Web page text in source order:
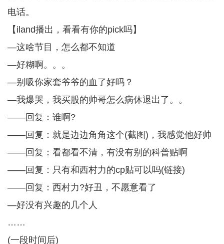
电话。
【iland播出，看看有你的pick吗】
—这啥节目，怎么都不知道
—好糊啊。。。
—别吸你家套爷爷的血了好吗？
—我爆哭，我买股的帅哥怎么病休退出了。。
——回复：谁啊?
——回复：就是边边角角这个(截图)，我感觉他好帅
——回复：看都看不清，有没有别的科普贴啊
——回复：只有和西村力的cp贴可以吗(链接)
——回复：西村力?好丑，不愿意看了
—好没有兴趣的几个人
……
(一段时间后)